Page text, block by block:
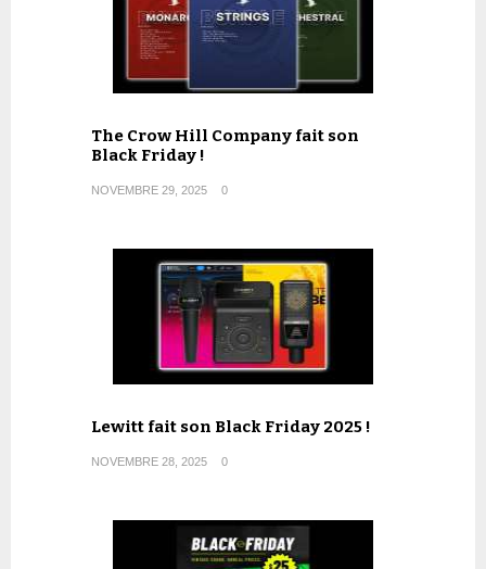
The Crow Hill Company fait son
Black Friday !
NOVEMBRE 29, 2025 0
Lewitt fait son Black Friday 2025 !
NOVEMBRE 28, 2025 0